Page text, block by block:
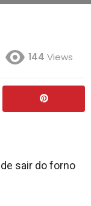
144 Views
sair do forno